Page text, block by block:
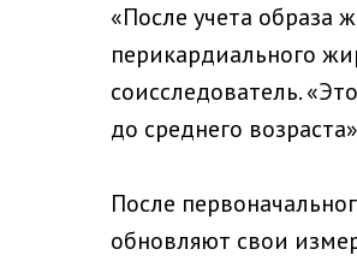
«После учета образа
перикардиального
соисследователь.
до среднего
После
обновляют свои